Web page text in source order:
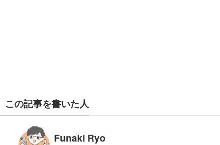
この記事を書いた人
Funaki Ryo